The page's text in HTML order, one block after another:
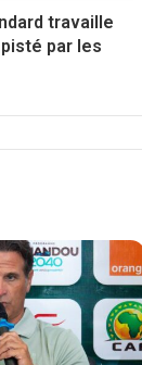
travaille
par les